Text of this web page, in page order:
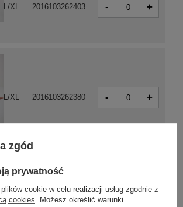
L/XL 2016103262403 - +
L/XL 2016103262380 - +
SIĘ I ZOBACZ CENĘ
zgód
prywatność
cookie w celu realizacji usług zgodnie z
cookies. Możesz określić warunki